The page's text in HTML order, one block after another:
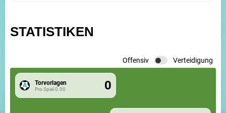
STATISTIKEN
Offensiv Verteidigung
Torvorlagen
Pro Spiel 0.00 0